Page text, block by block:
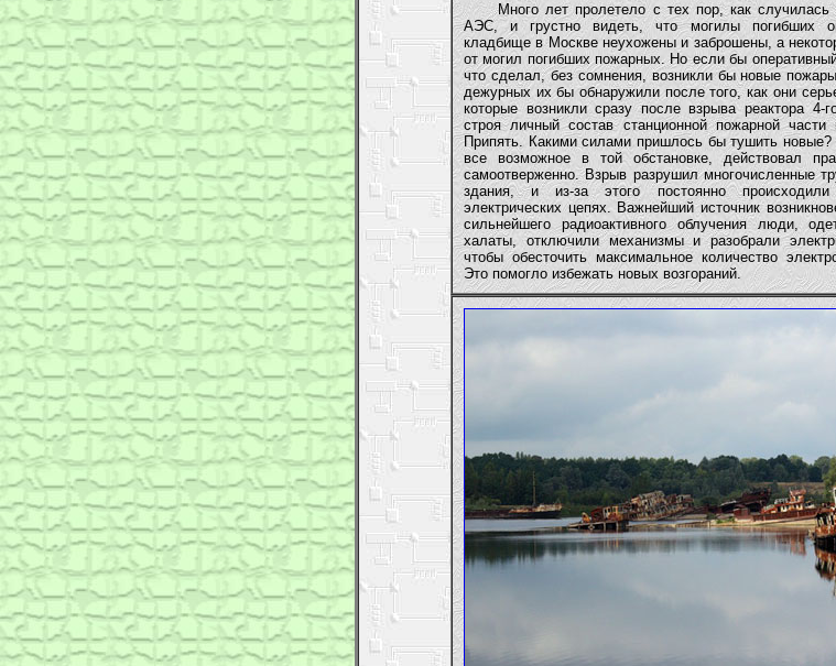
Много лет пролетело с тех пор, как случилась
АЭС, и грустно видеть, что могилы погибших
кладбище в Москве неухожены и заброшены, а
от могил погибших пожарных. Но если бы
что сделал, без сомнения, возникли бы новые
дежурных их бы обнаружили после того, как они
которые возникли сразу после взрыва реактора
строя личный состав станционной пожарной
Припять. Какими силами пришлось бы тушить
все возможное в той обстановке, действовал
самоотверженно. Взрыв разрушил многочисленные
здания, и из-за этого постоянно
электрических цепях. Важнейший источник
сильнейшего радиоактивного облучения люди,
халаты, отключили механизмы и разобрали
чтобы обесточить максимальное количество
Это помогло избежать новых возгораний.